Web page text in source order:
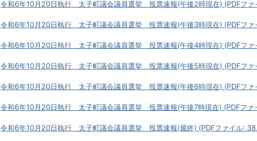
令和6年10月20日執行 太子町議会議員選挙 投票速報(午後2時現在) (PDFファ
令和6年10月20日執行 太子町議会議員選挙 投票速報(午後3時現在) (PDFファ
令和6年10月20日執行 太子町議会議員選挙 投票速報(午後4時現在) (PDFファ
令和6年10月20日執行 太子町議会議員選挙 投票速報(午後5時現在) (PDFファ
令和6年10月20日執行 太子町議会議員選挙 投票速報(午後6時現在) (PDFファ
令和6年10月20日執行 太子町議会議員選挙 投票速報(午後7時現在) (PDFファ
令和6年10月20日執行 太子町議会議員選挙 投票速報(最終) (PDFファイル: